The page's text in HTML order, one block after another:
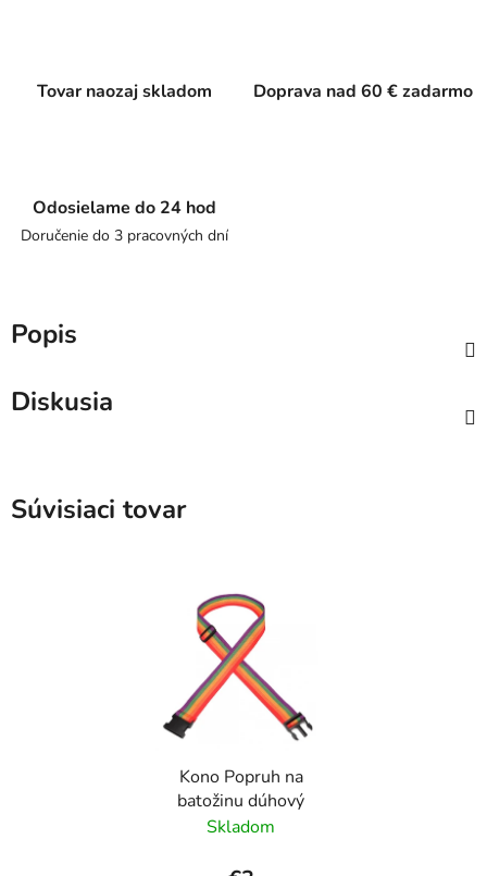
Tovar naozaj skladom Doprava nad 60 € zadarmo
Odosielame do 24 hod
Doručenie do 3 pracovných dní
Popis
Diskusia
Súvisiaci tovar
Kono Popruh na
batožinu dúhový
Skladom